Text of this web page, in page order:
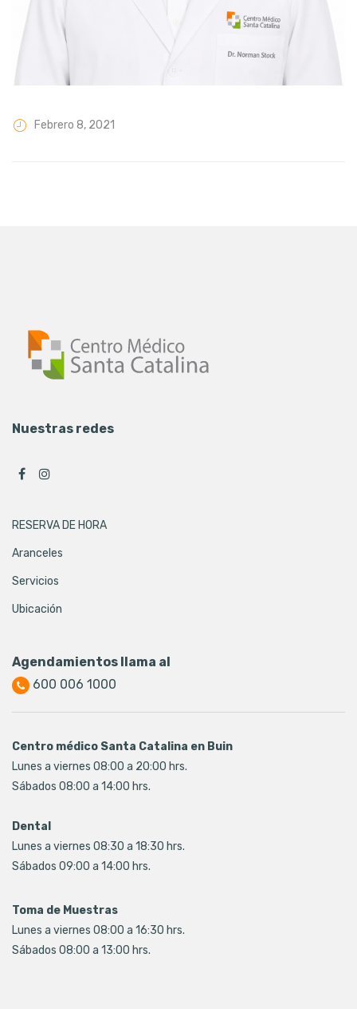
Febrero 8, 2021
Nuestras redes
RESERVA DE HORA
Aranceles
Servicios
Ubicación
Agendamientos llama al
600 006 1000
Centro médico Santa Catalina en Buin
Lunes a viernes 08:00 a 20:00 hrs.
Sábados 08:00 a 14:00 hrs.
Dental
Lunes a viernes 08:30 a 18:30 hrs.
Sábados 09:00 a 14:00 hrs.
Toma de Muestras
Lunes a viernes 08:00 a 16:30 hrs.
Sábados 08:00 a 13:00 hrs.